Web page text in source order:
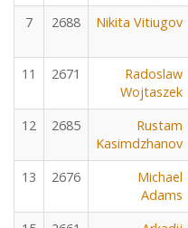
7 2688 Nikita Vitiugov
11 2671
Radoslaw
Wojtaszek
12 2685
Rustam
Kasimdzhanov
13 2676
Michael
Adams